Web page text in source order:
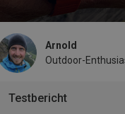
Testbericht
Arnold
Outdoor-